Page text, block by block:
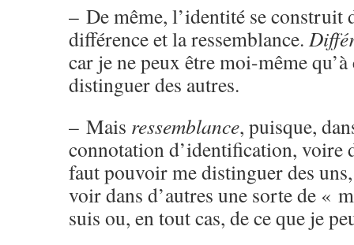
–De même, l’identité se construit
différence et la ressemblance.
car je ne peux être moi-même
distinguer des autres.
–Mais ressemblance, puisque,
connotation d’identifica­tion, voire
faut pouvoir me distinguer des
voir dans d’autres une sorte de «
suis ou, en tout cas, de ce que je